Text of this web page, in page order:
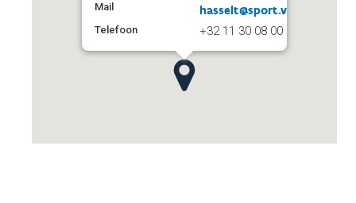
Mail hasselt@sport.vlaanderen
Telefoon +32 11 30 08 00